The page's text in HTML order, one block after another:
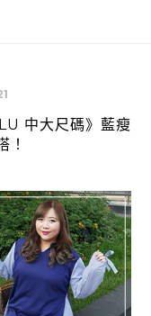
中大尺碼》藍瘦
！